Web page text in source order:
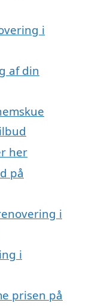
i
af din
her
på
i
i
prisen på